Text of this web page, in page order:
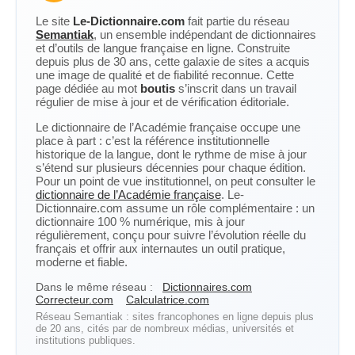
Le site Le-Dictionnaire.com fait partie du réseau
Semantiak, un ensemble indépendant de dictionnaires
et d’outils de langue française en ligne. Construite
depuis plus de 30 ans, cette galaxie de sites a acquis
une image de qualité et de fiabilité reconnue. Cette
page dédiée au mot boutis s’inscrit dans un travail
régulier de mise à jour et de vérification éditoriale.
Le dictionnaire de l’Académie française occupe une
place à part : c’est la référence institutionnelle
historique de la langue, dont le rythme de mise à jour
s’étend sur plusieurs décennies pour chaque édition.
Pour un point de vue institutionnel, on peut consulter le
dictionnaire de l’Académie française. Le-
Dictionnaire.com assume un rôle complémentaire : un
dictionnaire 100 % numérique, mis à jour
régulièrement, conçu pour suivre l’évolution réelle du
français et offrir aux internautes un outil pratique,
moderne et fiable.
Dans le même réseau :
Dictionnaires.com
Correcteur.com
Calculatrice.com
Réseau Semantiak : sites francophones en ligne depuis plus
de 20 ans, cités par de nombreux médias, universités et
institutions publiques.